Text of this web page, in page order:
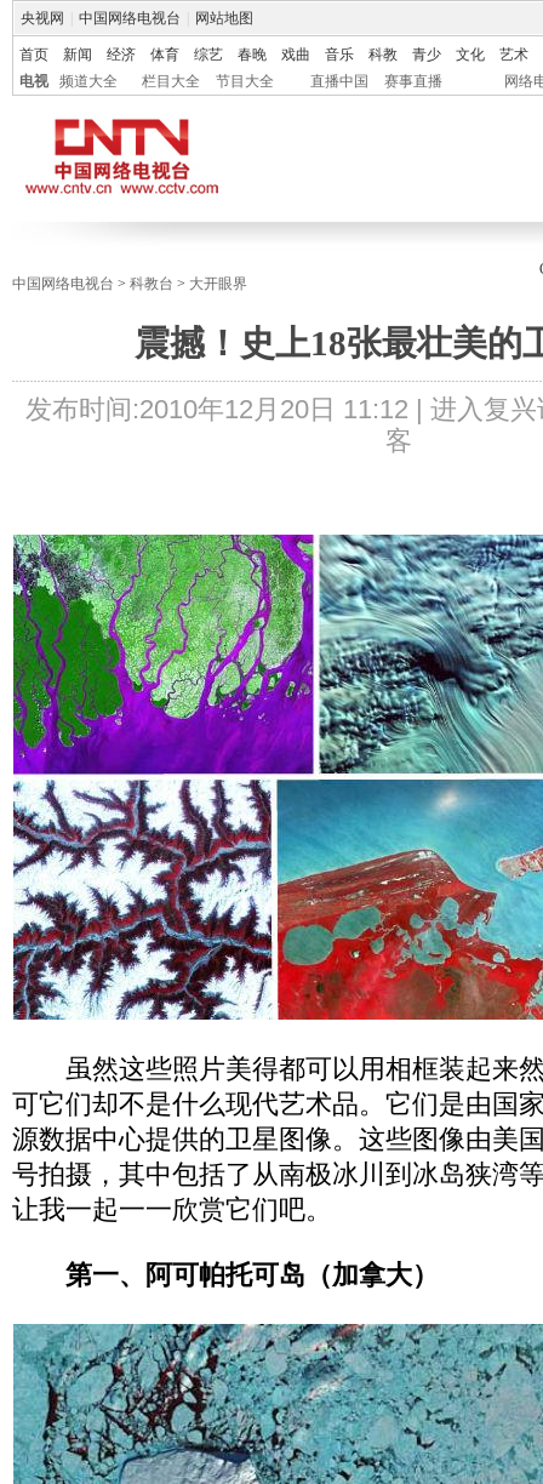
央视网 中国网络电视台 网站地图
首页 新闻 经济 体育 综艺 春晚 戏曲 音乐 科教 青少 文化
艺术
电视
频道大全 栏目大全 节目大全 直播中国 赛事直播 网络
中国网络电视台 > 科教台 > 大开眼界
震撼！史上18张最壮美的
发布时间:2010年12月20日 11:12 | 进入复兴
客
虽然这些照片美得都可以用相框装起来
可它们却不是什么现代艺术品。它们是由国
源数据中心提供的卫星图像。这些图像由美
号拍摄，其中包括了从南极冰川到冰岛狭湾
让我一起一一欣赏它们吧。
第一、阿可帕托可岛（加拿大）